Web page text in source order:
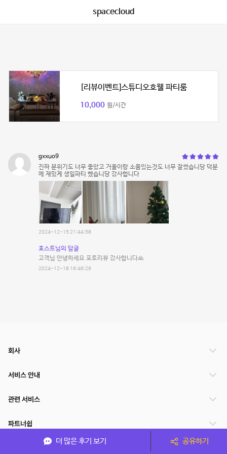
spacecloud
[리뷰이벤트]스튜디오호웰 파티룸
10,000 원/시간
gxxuo9
진짜 분위기도 너무 좋았고 거울이랑 소품있는것도 너무 잘썼습니당 덕분
에 재밌게 생일파티 했습니당 감사합니다
2024-12-15 21:44:58
호스트님의 답글
고객님 안녕하세요 포토리뷰 감사합니다🙏
2024-12-18 16:46:29
더 많은 후기 보기 공유하기
회사
서비스 안내
관련 서비스
파트너쉽
서비스 제공 국가